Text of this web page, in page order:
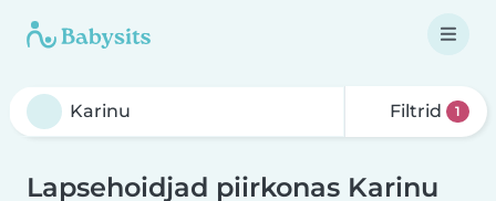
Filtrid 1
Lapsehoidjad piirkonas Karinu